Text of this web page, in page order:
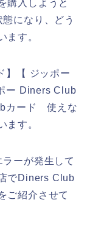
購入しようと
になり、どう
ます。
】【 ジッポー
ー Diners Club
カード 使えな
ます。
ーが発生して
でDiners Club
ご紹介させて